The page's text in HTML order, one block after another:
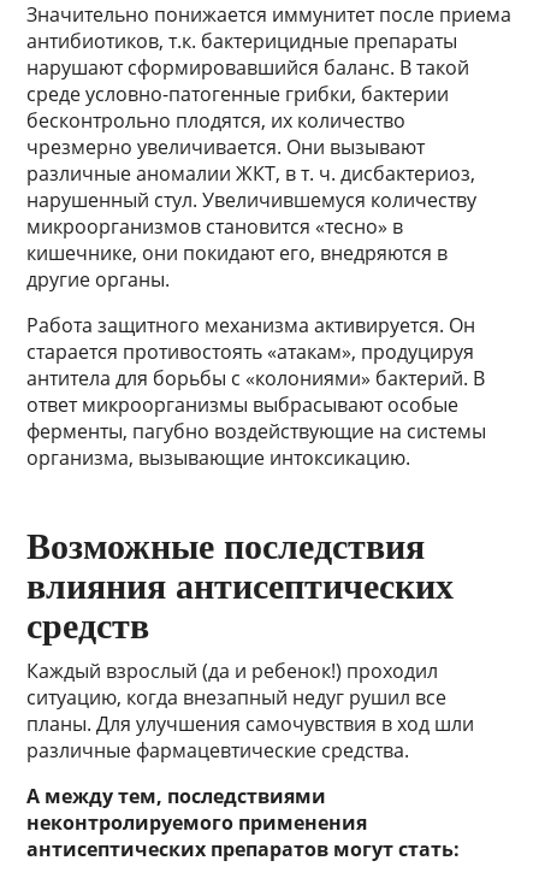
Значительно понижается иммунитет после приема
антибиотиков, т.к. бактерицидные препараты
нарушают сформировавшийся баланс. В такой
среде условно-патогенные грибки, бактерии
бесконтрольно плодятся, их количество
чрезмерно увеличивается. Они вызывают
различные аномалии ЖКТ, в т. ч. дисбактериоз,
нарушенный стул. Увеличившемуся количеству
микроорганизмов становится «тесно» в
кишечнике, они покидают его, внедряются в
другие органы.
Работа защитного механизма активируется. Он
старается противостоять «атакам», продуцируя
антитела для борьбы с «колониями» бактерий. В
ответ микроорганизмы выбрасывают особые
ферменты, пагубно воздействующие на системы
организма, вызывающие интоксикацию.
Возможные последствия
влияния антисептических
средств
Каждый взрослый (да и ребенок!) проходил
ситуацию, когда внезапный недуг рушил все
планы. Для улучшения самочувствия в ход шли
различные фармацевтические средства.
А между тем, последствиями
неконтролируемого применения
антисептических препаратов могут стать: